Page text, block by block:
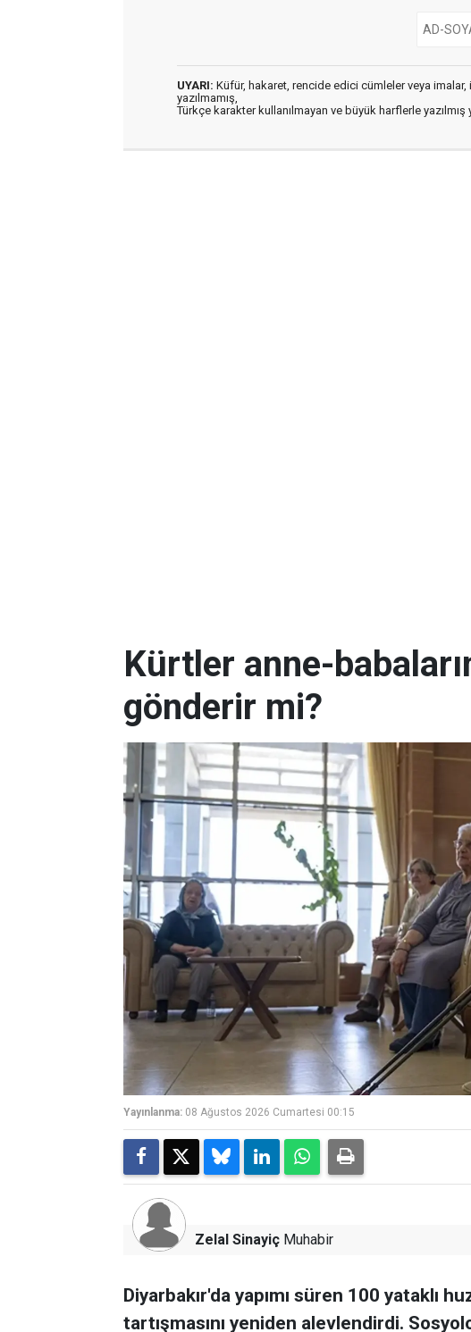
UYARI: Küfür, hakaret, rencide edici cümleler veya imalar,
yazılmamış,
Türkçe karakter kullanılmayan ve büyük harflerle
Kürtler anne-
gönderir mi?
Yayınlanma: 08 Ağustos 2026 Cumartesi 00:15
Zelal Sinayiç Muhabir
Diyarbakır'da yapımı süren 100 yataklı
tartışmasını yeniden alevlendirdi.